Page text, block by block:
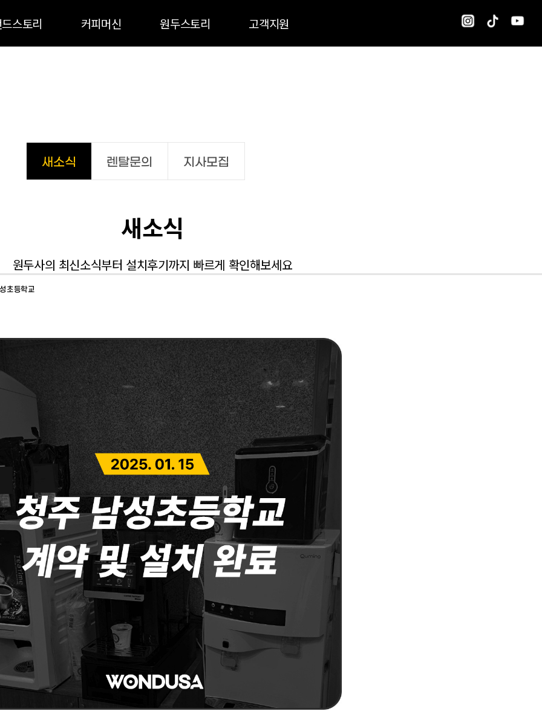
스토리 커피머신 원두스토리 고객지원
새소식 렌탈문의 지사모집
새소식
원두사의 최신소식부터 설치후기까지 빠르게 확인해보세요
초등학교